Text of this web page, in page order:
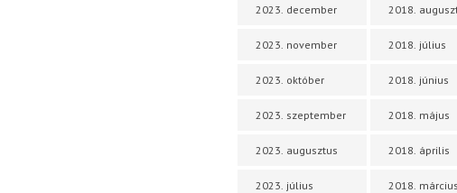
2023. december
2023. november
2023. október
2023. szeptember
2023. augusztus
2023. július
2018.
2018. július
2018. június
2018. május
2018. április
2018. március